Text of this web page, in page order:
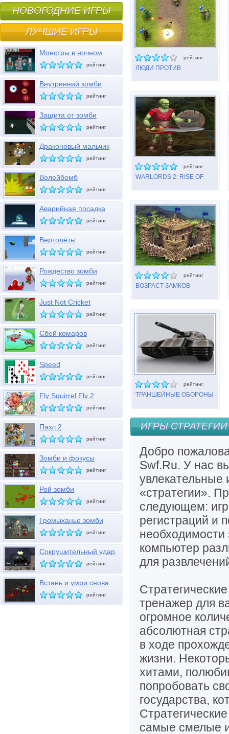
рейтинг
ЛЮДИ ПРОТИВ
рейтинг
WARLORDS 2: RISE OF
рейтинг
ВОЗРАСТ ЗАМКОВ
рейтинг
ТРАНШЕЙНЫЕ ОБОРОНЫ
ИГРЫ
Добро
Swf.Ru. У нас
увлекательные
«стратегии».
следующем:
регистраций и
необходимости
компьютер
для
тренажер для
огромное
абсолютная
в ходе
жизни.
хитами,
попробовать
государства,
самые смелые
НОВОГОДНИЕ ИГРЫ
ЛУЧШИЕ ИГРЫ
Монстры в ночном
клубе
рейтинг
Внутренний зомби
рейтинг
Защита от зомби
рейтинг
Драконовый мальчик
рейтинг
Волейбомб
рейтинг
Аварийная посадка
рейтинг
Вертолёты
рейтинг
Рождество зомби
рейтинг
Just Not Cricket
рейтинг
Сбей комаров
рейтинг
Speed
рейтинг
Fly Squirrel Fly 2
рейтинг
Пазл 2
рейтинг
Зомби и фокусы
рейтинг
Рой зомби
рейтинг
Громыханье зомби
рейтинг
Сокрушительный удар
зомби
рейтинг
Встань и умри снова
рейтинг